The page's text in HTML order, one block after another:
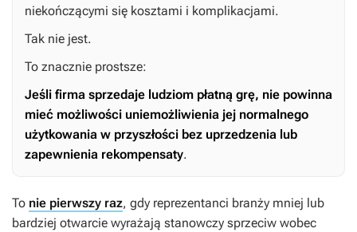
niekończącymi się kosztami i komplikacjami.
Tak nie jest.
To znacznie prostsze:
Jeśli firma sprzedaje ludziom płatną grę, nie powinna
mieć możliwości uniemożliwienia jej normalnego
użytkowania w przyszłości bez uprzedzenia lub
zapewnienia rekompensaty.
To nie pierwszy raz, gdy reprezentanci branży mniej lub
bardziej otwarcie wyrażają stanowczy sprzeciw wobec